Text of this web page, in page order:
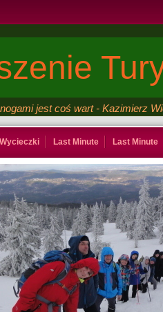
Wycieczki Last Minute Last Minute
Minute Last Minute Galeria
jest coś wart - Kazimierz